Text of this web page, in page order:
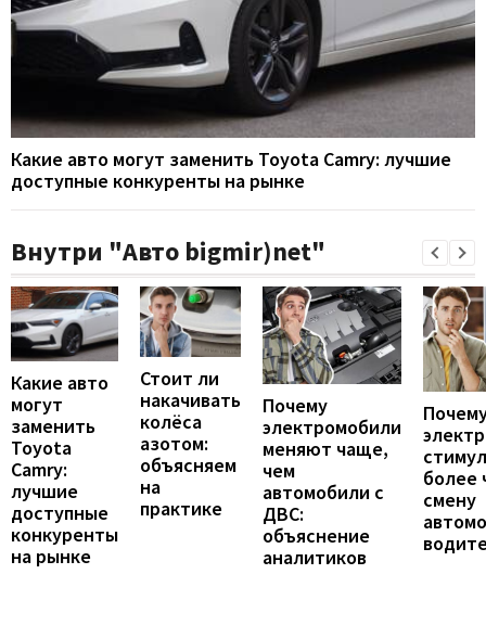
Какие авто могут заменить Toyota Camry: лучшие
доступные конкуренты на рынке
Внутри "Авто bigmir)net"
Какие авто
могут
заменить
Toyota
Camry:
лучшие
доступные
конкуренты
на рынке
Стоит ли
накачивать
колёса
азотом:
объясняем
на
практике
Почему
электромобили
меняют чаще,
чем
автомобили с
ДВС:
объяснение
аналитиков
более
смену